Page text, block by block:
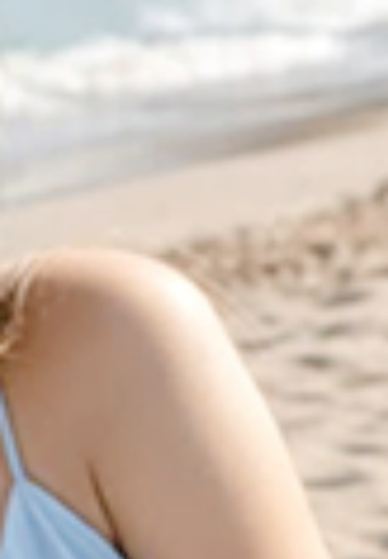
랑을 지키기 위한 배려의 방식으로 자리 잡고 있습
니다. 정품 골드비아그라에 대한 정확한 정보 먼저
정품 골드비아